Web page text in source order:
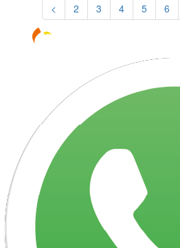
< 2 3 4 5 6